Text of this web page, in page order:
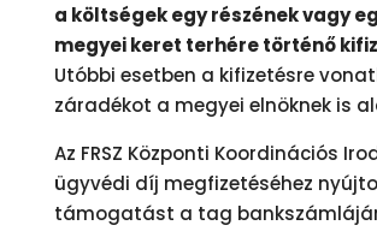
a költségek egy részének vagy
megyei keret terhére történő
Utóbbi esetben a kifizetésre
záradékot a megyei elnöknek is
Az FRSZ Központi Koordinációs
ügyvédi díj megfizetéséhez
támogatást a tag